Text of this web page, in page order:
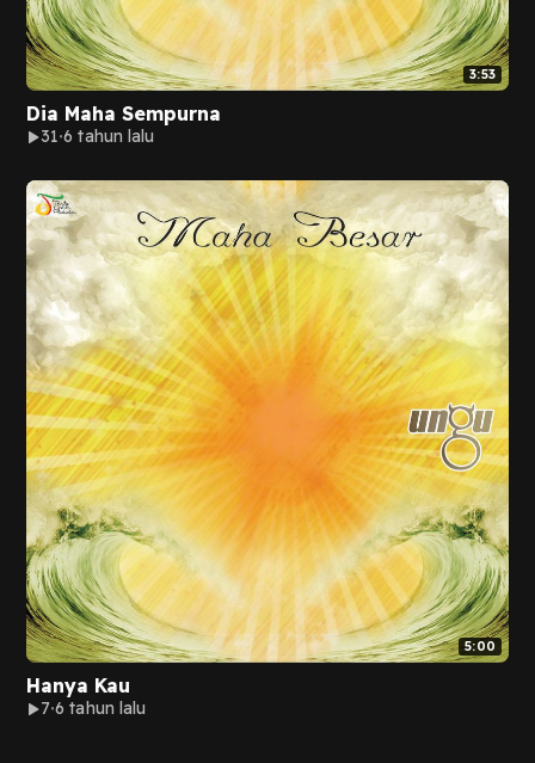
3:53
Dia Maha Sempurna
31 6 tahun lalu
5:00
Hanya Kau
7 6 tahun lalu